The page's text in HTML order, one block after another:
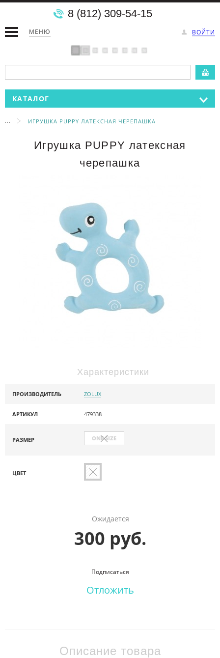
МЕНЮ ВОЙТИ
8 (812) 309-54-15
КАТАЛОГ
... ИГРУШКА PUPPY ЛАТЕКСНАЯ ЧЕРЕПАШКА
Игрушка PUPPY латексная
черепашка
Характеристики
ПРОИЗВОДИТЕЛЬ ZOLUX
АРТИКУЛ 479338
РАЗМЕР ONE SIZE
ЦВЕТ
Ожидается
300 руб.
Подписаться
Отложить
Описание товара